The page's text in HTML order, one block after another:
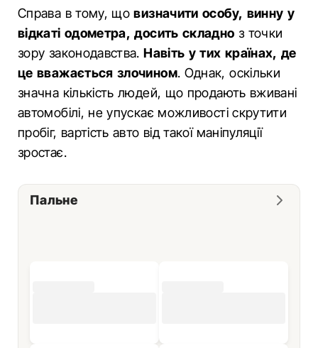
Справа в тому, щовизначити особу, винну у
вiдкаті одометра, досить складно з точки
зору законодавства.Навіть у тих країнах, де
це вважається злочином. Однак, оскільки
значна кількість людей, що продають вживані
автомобілі, не упускає можливості скрутити
пробіг, вартість авто від такої маніпуляції
зростає.
Пальне